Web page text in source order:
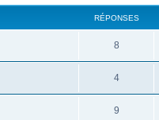
RÉPONSES
8
4
9